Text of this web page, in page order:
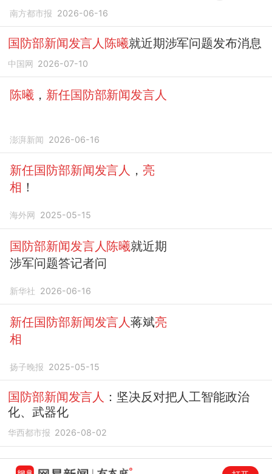
南方都市报 2026-06-16
国防部新闻发言人陈曦就近期涉军问题发布消息
中国网 2026-07-10
陈曦 ， 新任国防部新闻发言人
澎湃新闻 2026-06-16
新任国防部新闻发言人 ， 亮
相 ！
海外网 2025-05-15
国防部新闻发言人陈曦就近期
涉军问题答记者问
新华社 2026-06-16
新任国防部新闻发言人蒋斌亮
相
扬子晚报 2025-05-15
国防部新闻发言人 ：坚决反对把人工智能政治
化、武器化
华西都市报 2026-08-02